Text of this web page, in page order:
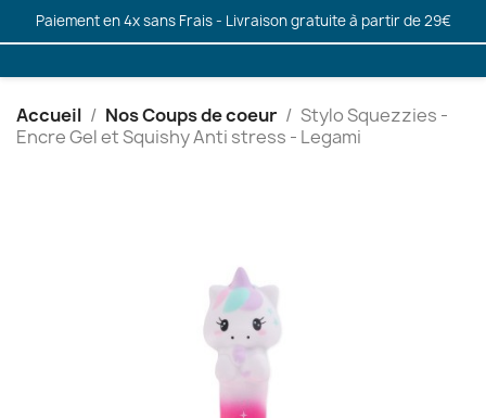
Paiement en 4x sans Frais - Livraison gratuite à partir de 29€
Accueil Nos Coups de coeur
Stylo Squezzies -
Encre Gel et Squishy Anti stress - Legami